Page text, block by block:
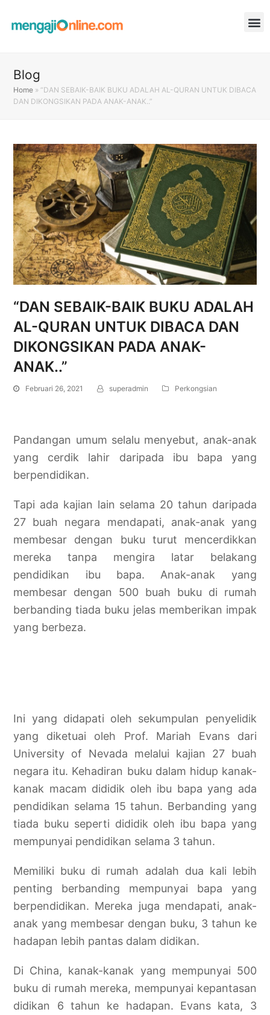
Blog
Home »“DAN SEBAIK-BAIK BUKU ADALAH AL-QURAN UNTUK DIBACA
DAN DIKONGSIKAN PADA ANAK-ANAK..”
“DAN SEBAIK-BAIK BUKU ADALAH
AL-QURAN UNTUK DIBACA DAN
DIKONGSIKAN PADA ANAK-
ANAK..”
Februari 26, 2021 superadmin Perkongsian
Pandangan umum selalu menyebut, anak-anak
yang cerdik lahir daripada ibu bapa yang
berpendidikan.
Tapi ada kajian lain selama 20 tahun daripada
27 buah negara mendapati, anak-anak yang
membesar dengan buku turut mencerdikkan
mereka tanpa mengira latar belakang
pendidikan ibu bapa. Anak-anak yang
membesar dengan 500 buah buku di rumah
berbanding tiada buku jelas memberikan impak
yang berbeza.
Ini yang didapati oleh sekumpulan penyelidik
yang diketuai oleh Prof. Mariah Evans dari
University of Nevada melalui kajian 27 buah
negara itu. Kehadiran buku dalam hidup kanak-
kanak macam dididik oleh ibu bapa yang ada
pendidikan selama 15 tahun. Berbanding yang
tiada buku seperti dididik oleh ibu bapa yang
mempunyai pendidikan selama 3 tahun.
Memiliki buku di rumah adalah dua kali lebih
penting berbanding mempunyai bapa yang
berpendidikan. Mereka juga mendapati, anak-
anak yang membesar dengan buku, 3 tahun ke
hadapan lebih pantas dalam didikan.
Di China, kanak-kanak yang mempunyai 500
buku di rumah mereka, mempunyai kepantasan
didikan 6 tahun ke hadapan. Evans kata, 3